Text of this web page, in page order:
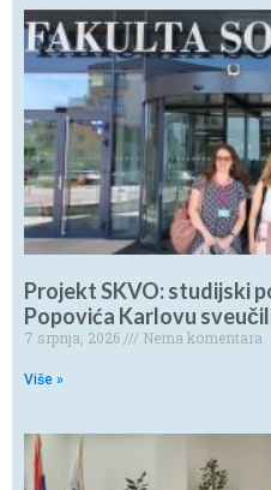
Projekt SKVO: studijski
Popovića Karlovu
7 srpnja, 2026 Nema komentara
Više »